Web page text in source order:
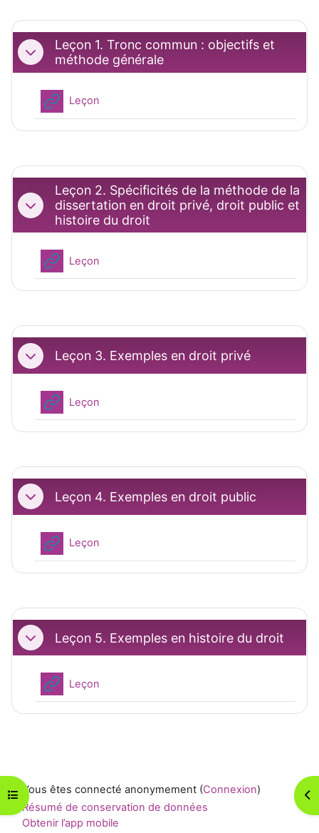
Ouvrir l’index du cours
Replier
Leçon 1. Tronc commun : objectifs et
méthode générale
Leçon
Replier
Leçon 2. Spécificités de la méthode de la
dissertation en droit privé, droit public et
histoire du droit
Leçon
ReplierLeçon 3. Exemples en droit privé
Leçon
ReplierLeçon 4. Exemples en droit public
Leçon
ReplierLeçon 5. Exemples en histoire du droit
Leçon
Vous êtes connecté anonymement (Connexion)
Résumé de conservation de données
Obtenir l’app mobile